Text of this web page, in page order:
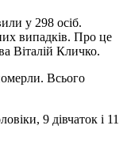
у 298 осіб.
випадків. Про це
Віталій Кличко.
Всього
9 дівчаток і 11